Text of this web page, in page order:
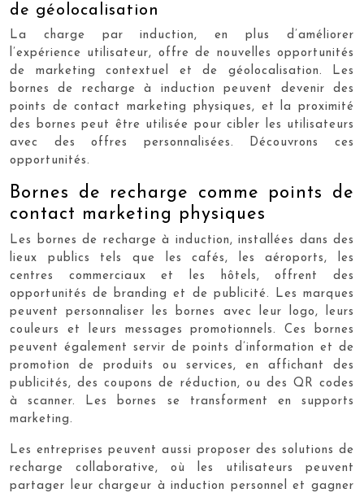
de géolocalisation
La charge par induction, en plus d’améliorer
l’expérience utilisateur, offre de nouvelles opportunités
de marketing contextuel et de géolocalisation. Les
bornes de recharge à induction peuvent devenir des
points de contact marketing physiques, et la proximité
des bornes peut être utilisée pour cibler les utilisateurs
avec des offres personnalisées. Découvrons ces
opportunités.
Bornes de recharge comme points de
contact marketing physiques
Les bornes de recharge à induction, installées dans des
lieux publics tels que les cafés, les aéroports, les
centres commerciaux et les hôtels, offrent des
opportunités de branding et de publicité. Les marques
peuvent personnaliser les bornes avec leur logo, leurs
couleurs et leurs messages promotionnels. Ces bornes
peuvent également servir de points d’information et de
promotion de produits ou services, en affichant des
publicités, des coupons de réduction, ou des QR codes
à scanner. Les bornes se transforment en supports
marketing.
Les entreprises peuvent aussi proposer des solutions de
recharge collaborative, où les utilisateurs peuvent
partager leur chargeur à induction personnel et gagner